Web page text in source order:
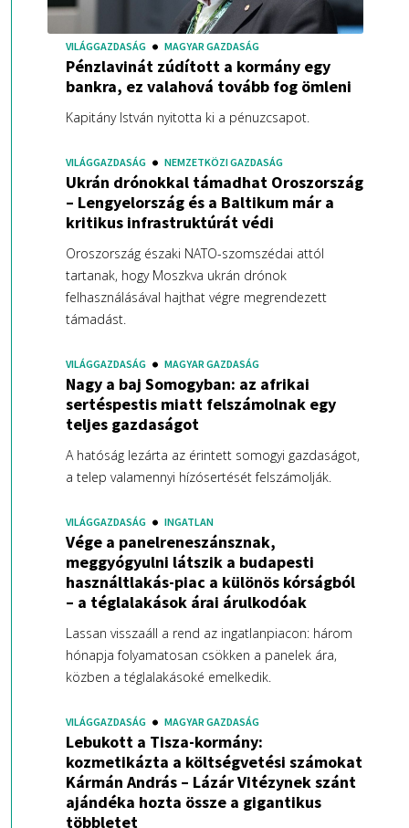
VILÁGGAZDASÁG MAGYAR GAZDASÁG
Pénzlavinát zúdított a kormány egy
bankra, ez valahová tovább fog ömleni
Kapitány István nyitotta ki a pénuzcsapot.
VILÁGGAZDASÁG NEMZETKÖZI GAZDASÁG
Ukrán drónokkal támadhat Oroszország
– Lengyelország és a Baltikum már a
kritikus infrastruktúrát védi
Oroszország északi NATO-szomszédai attól
tartanak, hogy Moszkva ukrán drónok
felhasználásával hajthat végre megrendezett
támadást.
VILÁGGAZDASÁG MAGYAR GAZDASÁG
Nagy a baj Somogyban: az afrikai
sertéspestis miatt felszámolnak egy
teljes gazdaságot
A hatóság lezárta az érintett somogyi gazdaságot,
a telep valamennyi hízósertését felszámolják.
VILÁGGAZDASÁG INGATLAN
Vége a panelreneszánsznak,
meggyógyulni látszik a budapesti
használtlakás-piac a különös kórságból
– a téglalakások árai árulkodóak
Lassan visszaáll a rend az ingatlanpiacon: három
hónapja folyamatosan csökken a panelek ára,
közben a téglalakásoké emelkedik.
VILÁGGAZDASÁG MAGYAR GAZDASÁG
Lebukott a Tisza-kormány:
kozmetikázta a költségvetési számokat
Kármán András – Lázár Vitézynek szánt
ajándéka hozta össze a gigantikus
többletet